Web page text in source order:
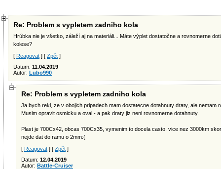
Re: Problem s vypletem zadniho kola
Hrúbka nie je všetko, záleží aj na materiáli... Máte výplet dostatočne a rovnomerne
kolese?
[ Reagovat ] [ Zpět ]
Datum: 11.04.2019
Autor: Lubo990
Re: Problem s vypletem zadniho kola
Ja bych rekl, ze v obojich pripadech mam dostatecne dotahnuty draty, ale nemam
Musim opravit osmicku a oval - a pak draty jiz neni rovnomerne dotahnuty.
Plast je 700Cx42, obcas 700Cx35, vymenim to docela casto, vice nez 3000km
nejde dat do ramu o 2mm:(
[ Reagovat ] [ Zpět ]
Datum: 12.04.2019
Autor: Battle-Cruiser